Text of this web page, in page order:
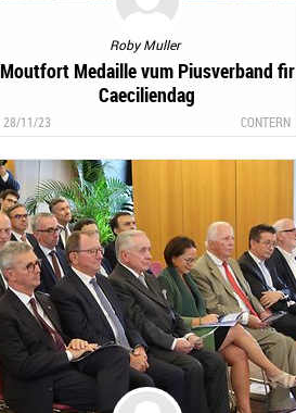
Roby Muller
Moutfort Medaille vum Piusverband fir
Caeciliendag
28/11/23 CONTERN